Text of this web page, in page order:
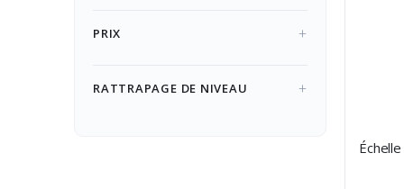
PRIX
RATTRAPAGE DE NIVEAU